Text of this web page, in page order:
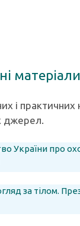
матеріали
і практичних
джерел.
України про
за тілом.